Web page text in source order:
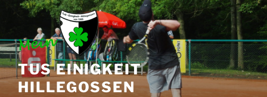
springen
TUS EINIGKEIT
HILLEGOSSEN